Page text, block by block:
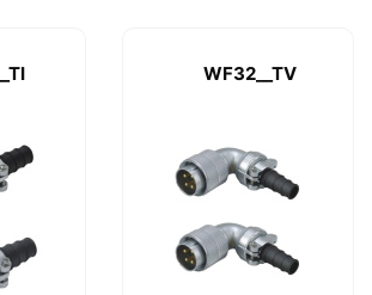
WF32__TV